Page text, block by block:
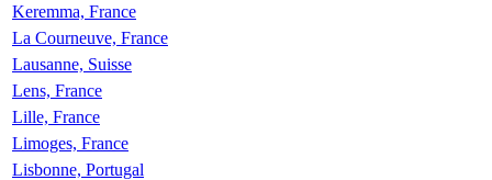
Keremma, France
La Courneuve, France
Lausanne, Suisse
Lens, France
Lille, France
Limoges, France
Lisbonne, Portugal